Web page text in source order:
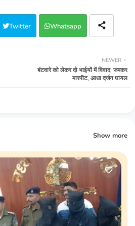
Twitter Whatsapp
NEWER
बंटवारे को लेकर दो भाईयों में विवाद: जमकर
मारपीट, आधा दर्जन घायल
Show more